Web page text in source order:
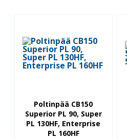
Poltinpää CB150
Superior PL 90, Super
PL 130HF, Enterprise
PL 160HF